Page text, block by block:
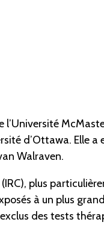
d’Ottawa. Elle a
Walraven.
plus
à un plus
des tests